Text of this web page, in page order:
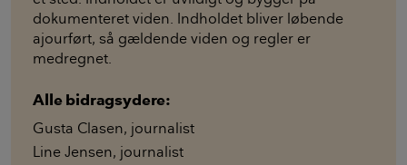
dokumenteret viden. Indholdet bliver løbende
ajourført, så gældende viden og regler er
medregnet.
Alle bidragsydere:
Gusta Clasen, journalist
Line Jensen, journalist